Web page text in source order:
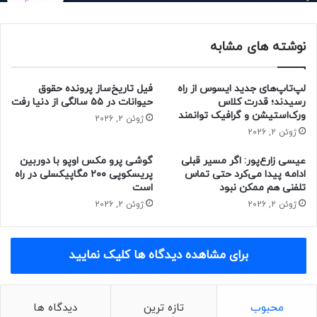
بوده است.
مقاله‌ی مرتبط:
شیائومی احتمالاً در MIUI 14 بنرهای تبلیغاتی و زائدافزارها را
حذف می‌کند
سریع تبلیغ کرده بود. به‌عنوان مثال، این برند سال گذشته وعده
داد که MIUI 12.5 سریع‌تر و روان‌تر از MIUI 12 خواهد بود ؛ بنابراین،
نمی‌توان با اطمینان‌خاطر ادعاهای رسمی شیائومی درباره‌ی MIUI
نوشته های مشابه
لپ‌تاپ‌های جدید ایسوس از راه
رسیدند؛ قدرت کلاس
ورک‌استیشن و گرافیک توانمند
ژوئن 2, 2026
فیل تاریخ‌ساز پرونده حقوق
حیوانات در ۵۵ سالگی از دنیا رفت
ژوئن 2, 2026
عیسی زارع‌پور: اگر مسیر قبلی
ادامه پیدا می‌کرد حتی تماس
تلفنی هم ممکن نبود
ژوئن 2, 2026
گوشی پرو مکس اوپو با دوربین
پریسکوپی ۲۰۰ مگاپیکسلی در راه
است
ژوئن 2, 2026
برای مشاهده دیدگاه ها کلیک نمایید
محبوب تازه ترین دیدگاه ها